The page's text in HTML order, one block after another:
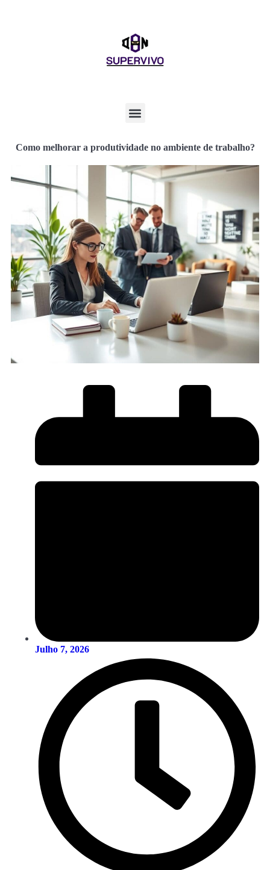
Como melhorar a produtividade no ambiente de trabalho?
Julho 7, 2026